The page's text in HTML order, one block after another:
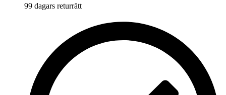
99 dagars returrätt